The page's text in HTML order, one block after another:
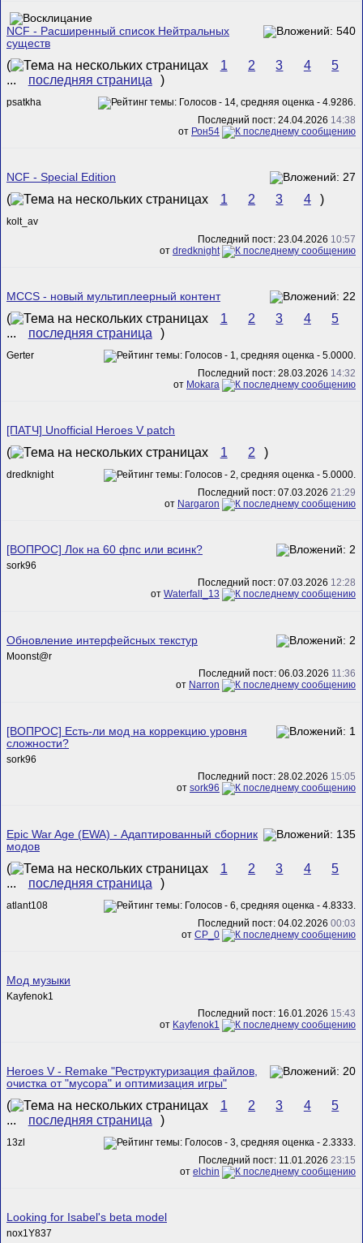
NCF - Расширенный список Нейтральных
существ
( 1 2 3 4
5
...
последняя страница )
psatkha
Последний пост: 24.04.2026 14:38
от Рон54
NCF - Special Edition
( 1 2 3 4 )
kolt_av
Последний пост: 23.04.2026 10:57
от dredknight
MCCS - новый мультиплеерный контент
( 1 2 3 4
5
...
последняя страница )
Gerter
Последний пост: 28.03.2026 14:32
от Mokara
[ПАТЧ] Unofficial Heroes V patch
( 1 2 )
dredknight
Последний пост: 07.03.2026 21:29
от Nargaron
[ВОПРОС] Лок на 60 фпс или всинк?
sork96
Последний пост: 07.03.2026 12:28
от Waterfall_13
Обновление интерфейсных текстур
Mооnst@r
Последний пост: 06.03.2026 11:36
от Narron
[ВОПРОС] Есть-ли мод на коррекцию уровня
сложности?
sork96
Последний пост: 28.02.2026 15:05
от sork96
Epic War Age (EWA) - Адаптированный сборник
модов
( 1 2 3 4
5
...
последняя страница )
atlant108
Последний пост: 04.02.2026 00:03
от CP_0
Мод музыки
Kayfenok1
Последний пост: 16.01.2026 15:43
от Kayfenok1
Heroes V - Remake "Реструктуризация файлов,
очистка от "мусора" и оптимизация игры"
( 1 2 3 4
5
...
последняя страница )
13zl
Последний пост: 11.01.2026 23:15
от elchin
Looking for Isabel's beta model
nox1Y837